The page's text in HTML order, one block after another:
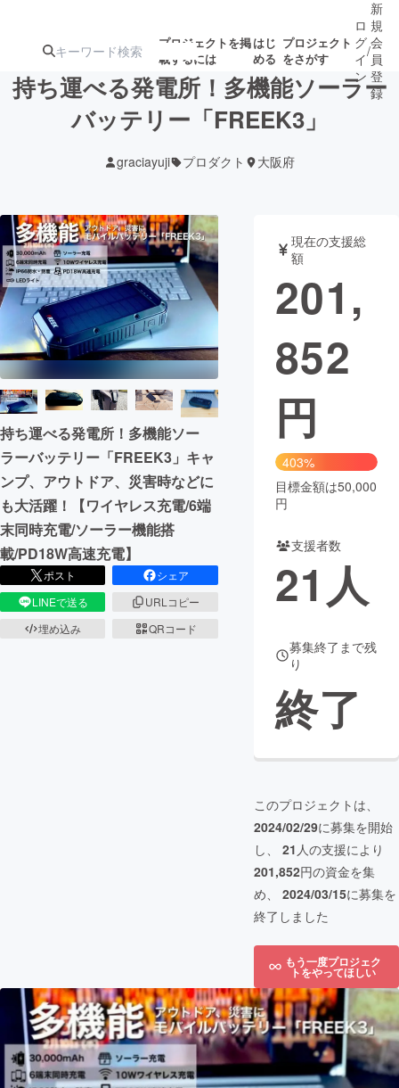
プロジェクトを掲
載するには
はじ
める
プロジェクト
をさがす
ターン
注目の新着プロ
ジェクト
募集終了が近いプ
ロジェクト
アート・写真 音楽
テクノロジー・ガジェット ゲーム・サ
映像・映画
ビジネス・起業
まちづくり・地域活性化
CAMPFIRE for Social Good
CAMPFIRE Creation
CAMPFIREふるさと納税machi-ya コミュニティ
ロ
グ
イ
ン
/
新
規
会
員
登
録
持ち運べる発電所！多機能ソーラー
バッテリー「FREEK3」
graciayuji プロダクト 大阪府
持ち運べる発電所！多機能ソー
ラーバッテリー「FREEK3」キャ
ンプ、アウトドア、災害時などに
も大活躍！【ワイヤレス充電/6端
末同時充電/ソーラー機能搭
載/PD18W高速充電】
ポスト
シェア
LINEで送る
URLコピー
埋め込み
QRコード
現在の支援総
額
201,
852
円
403%
目標金額は50,000
円
支援者数
21 人
募集終了まで残
り
終了
このプロジェクトは、
2024/02/29に募集を開始
し、 21 人の支援により
201,852円の資金を集
め、 2024/03/15に募集を
終了しました
もう一度プロジェク
トをやってほしい